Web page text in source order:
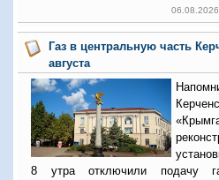
Газ в центральную часть
августа
8 утра отключили подачу